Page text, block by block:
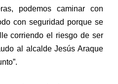
podemos caminar con
con seguridad porque se
corriendo el riesgo de ser
al alcalde Jesús Araque